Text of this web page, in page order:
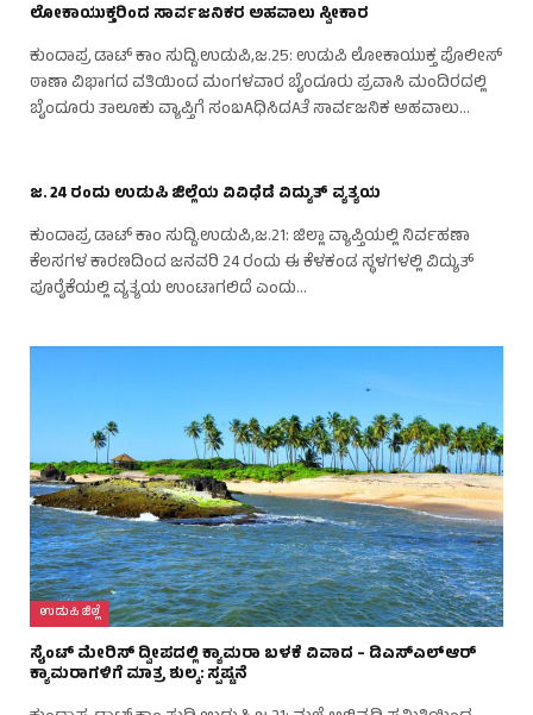
ಲೋಕಾಯುಕ್ತರಿಂದ ಸಾರ್ವಜನಿಕರ ಅಹವಾಲು ಸ್ವೀಕಾರ
ಕುಂದಾಪ್ರ ಡಾಟ್ ಕಾಂ ಸುದ್ದಿ.ಉಡುಪಿ,ಜ.25: ಉಡುಪಿ ಲೋಕಾಯುಕ್ತ ಪೊಲೀಸ್
ಠಾಣಾ ವಿಭಾಗದ ವತಿಯಿಂದ ಮಂಗಳವಾರ ಬೈಂದೂರು ಪ್ರವಾಸಿ ಮಂದಿರದಲ್ಲಿ
ಬೈಂದೂರು ತಾಲೂಕು ವ್ಯಾಪ್ತಿಗೆ ಸಂಬAಧಿಸಿದAತೆ ಸಾರ್ವಜನಿಕ ಅಹವಾಲು…
ಜ. 24 ರಂದು ಉಡುಪಿ ಜಿಲ್ಲೆಯ ವಿವಿಧೆಡೆ ವಿದ್ಯುತ್ ವ್ಯತ್ಯಯ
ಕುಂದಾಪ್ರ ಡಾಟ್ ಕಾಂ ಸುದ್ದಿ.ಉಡುಪಿ,ಜ.21: ಜಿಲ್ಲಾ ವ್ಯಾಪ್ತಿಯಲ್ಲಿ ನಿರ್ವಹಣಾ
ಕೆಲಸಗಳ ಕಾರಣದಿಂದ ಜನವರಿ 24 ರಂದು ಈ ಕೆಳಕಂಡ ಸ್ಥಳಗಳಲ್ಲಿ ವಿದ್ಯುತ್
ಪೂರೈಕೆಯಲ್ಲಿ ವ್ಯತ್ಯಯ ಉಂಟಾಗಲಿದೆ ಎಂದು…
ಉಡುಪಿ ಜಿಲ್ಲೆ
ಸೈಂಟ್ ಮೇರಿಸ್ ದ್ವೀಪದಲ್ಲಿ ಕ್ಯಾಮರಾ ಬಳಕೆ ವಿವಾದ – ಡಿಎಸ್‌ಎಲ್‌ಆರ್
ಕ್ಯಾಮರಾಗಳಿಗೆ ಮಾತ್ರ ಶುಲ್ಕ: ಸ್ಪಷ್ಟನೆ